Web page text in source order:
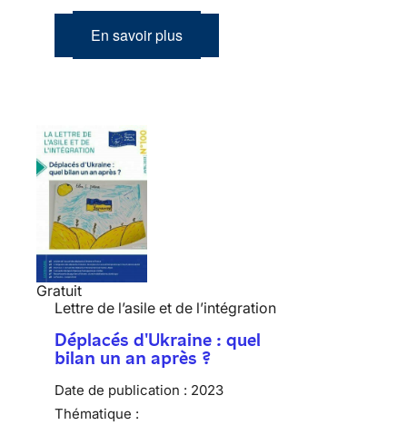
En savoir plus
Gratuit
Lettre de l’asile et de l’intégration
Déplacés d'Ukraine : quel
bilan un an après ?
Date de publication : 2023
Thématique :